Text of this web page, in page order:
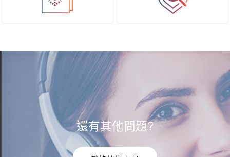
還有其他問題?